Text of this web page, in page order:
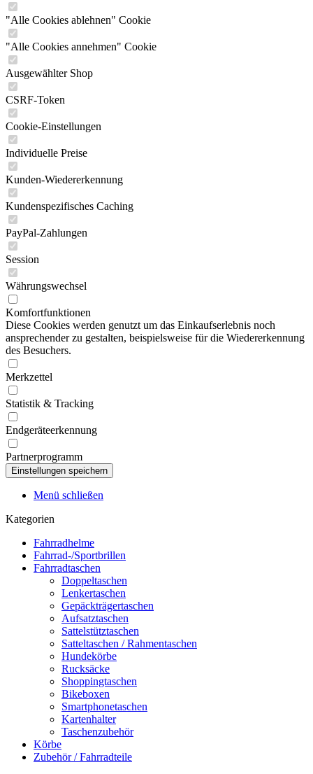
"Alle Cookies ablehnen" Cookie
"Alle Cookies annehmen" Cookie
Ausgewählter Shop
CSRF-Token
Cookie-Einstellungen
Individuelle Preise
Kunden-Wiedererkennung
Kundenspezifisches Caching
PayPal-Zahlungen
Session
Währungswechsel
Komfortfunktionen
Diese Cookies werden genutzt um das Einkaufserlebnis noch
ansprechender zu gestalten, beispielsweise für die Wiedererkennung
des Besuchers.
Merkzettel
Statistik & Tracking
Endgeräteerkennung
Partnerprogramm
Menü schließen
Kategorien
Fahrradhelme
Fahrrad-/Sportbrillen
Fahrradtaschen
Doppeltaschen
Lenkertaschen
Gepäckträgertaschen
Aufsatztaschen
Sattelstütztaschen
Satteltaschen / Rahmentaschen
Hundekörbe
Rucksäcke
Shoppingtaschen
Bikeboxen
Smartphonetaschen
Kartenhalter
Taschenzubehör
Körbe
Zubehör / Fahrradteile